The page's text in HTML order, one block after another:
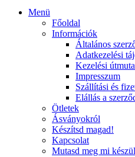
Menü
Főoldal
Információk
Általános
Adatkezelési
Kezelési
Impresszum
Szállítási és
Elállás a
Ötletek
Ásványokról
Készítsd magad!
Kapcsolat
Mutasd meg mi